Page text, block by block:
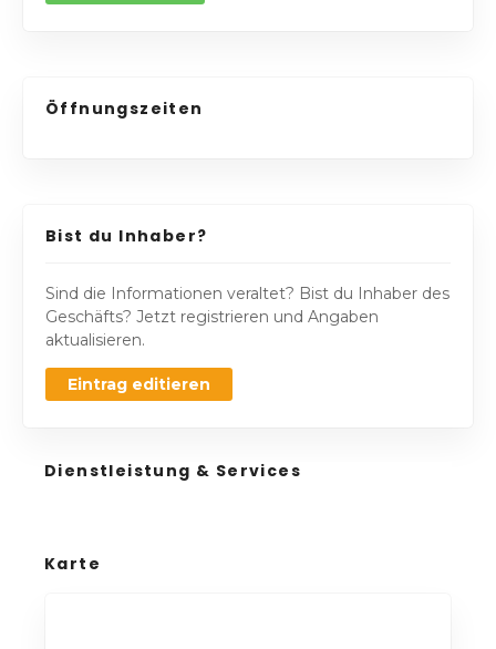
Öffnungszeiten
Bist du Inhaber?
Sind die Informationen veraltet? Bist du Inhaber des
Geschäfts? Jetzt registrieren und Angaben
aktualisieren.
Eintrag editieren
Dienstleistung & Services
Karte